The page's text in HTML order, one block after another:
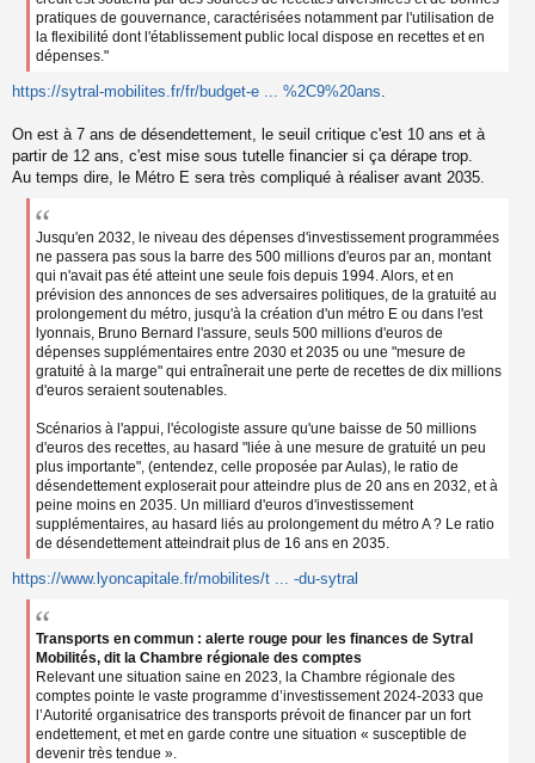
pratiques de gouvernance, caractérisées notamment par l'utilisation de
la flexibilité dont l'établissement public local dispose en recettes et en
dépenses."
https://sytral-mobilites.fr/fr/budget-e ... %2C9%20ans
On est à 7 ans de désendettement, le seuil critique c'est 10 ans et à
partir de 12 ans, c'est mise sous tutelle financier si ça dérape trop.
Au temps dire, le Métro E sera très compliqué à réaliser avant 2035.
Jusqu'en 2032, le niveau des dépenses d'investissement programmées
ne passera pas sous la barre des 500 millions d'euros par an, montant
qui n'avait pas été atteint une seule fois depuis 1994. Alors, et en
prévision des annonces de ses adversaires politiques, de la gratuité au
prolongement du métro, jusqu'à la création d'un métro E ou dans l'est
lyonnais, Bruno Bernard l'assure, seuls 500 millions d'euros de
dépenses supplémentaires entre 2030 et 2035 ou une "mesure de
gratuité à la marge" qui entraînerait une perte de recettes de dix millions
d'euros seraient soutenables.
Scénarios à l'appui, l'écologiste assure qu'une baisse de 50 millions
d'euros des recettes, au hasard "liée à une mesure de gratuité un peu
plus importante", (entendez, celle proposée par Aulas), le ratio de
désendettement exploserait pour atteindre plus de 20 ans en 2032, et à
peine moins en 2035. Un milliard d'euros d'investissement
supplémentaires, au hasard liés au prolongement du métro A ? Le ratio
de désendettement atteindrait plus de 16 ans en 2035.
https://www.lyoncapitale.fr/mobilites/t ... -du-sytral
Transports en commun : alerte rouge pour les finances de Sytral
Mobilités, dit la Chambre régionale des comptes
Relevant une situation saine en 2023, la Chambre régionale des
comptes pointe le vaste programme d’investissement 2024-2033 que
l’Autorité organisatrice des transports prévoit de financer par un fort
endettement, et met en garde contre une situation « susceptible de
devenir très tendue ».